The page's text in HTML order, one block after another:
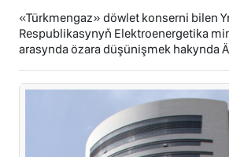
«Türkmengaz» döwlet konserni bilen
Respublikasynyň Elektroenergetika
arasynda özara düşünişmek hakynda